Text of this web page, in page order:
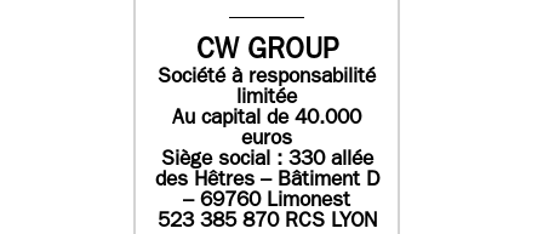
CW GROUP
Société à responsabilité
limitée
Au capital de 40.000
euros
Siège social : 330 allée
des Hêtres – Bâtiment D
– 69760 Limonest
523 385 870 RCS LYON